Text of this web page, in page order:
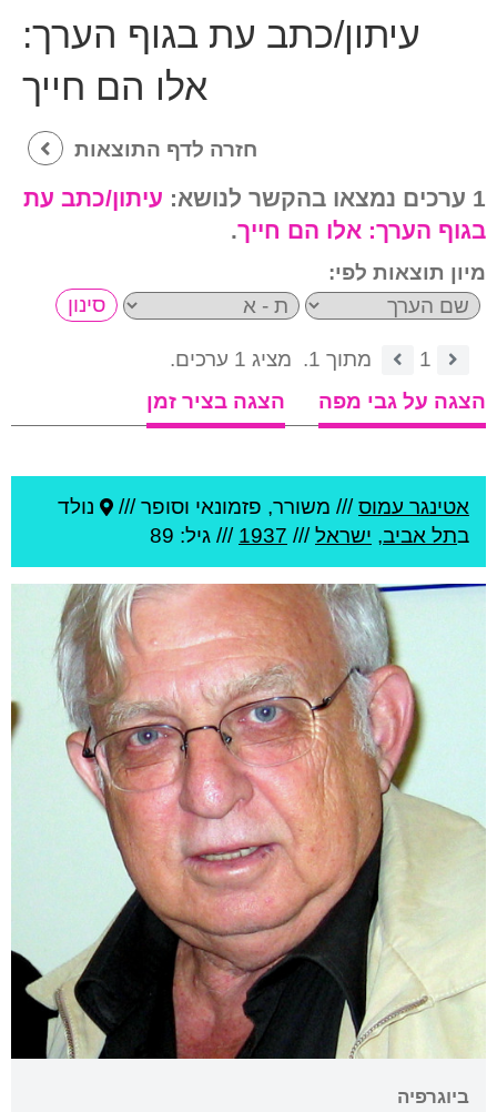
עיתון/כתב עת בגוף הערך:
אלו הם חייך
חזרה לדף התוצאות
1 ערכים נמצאו בהקשר לנושא:
עיתון/כתב עת
בגוף הערך: אלו הם חייך.
מיון תוצאות לפי:
1 מתוך 1.
מציג 1 ערכים.
הצגה על גבי מפה
הצגה בציר זמן
אטינגר עמוס/// משורר, פזמונאי וסופר ///
נולד
בתל אביב, ישראל///
1937 /// גיל: 89
ביוגרפיה